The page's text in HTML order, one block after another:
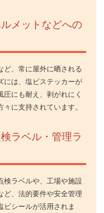
メットなどへの
ど、常に屋外に晒される
には、塩ビステッカーが
にも耐え、剥がれにく
に支持されています。
ラベル・管理ラ
検ラベルや、工場や施設
ど、法的要件や安全管理
ビシールが活用されま